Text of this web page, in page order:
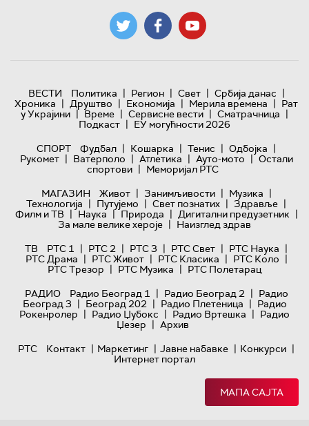
ВЕСТИ Политика | Регион | Свет | Србија данас |
Хроника | Друштво | Економија | Мерила времена | Рат
у Украјини | Време | Сервисне вести | Сматрачница |
Подкаст | ЕУ могућности 2026
СПОРТ
Фудбал | Кошарка | Тенис | Одбојка |
Рукомет | Ватерполо | Атлетика | Ауто-мото | Остали
спортови | Меморијал РТС
МАГАЗИН
Живот | Занимљивости | Музика |
Технологијa | Путујемо | Свет познатих | Здравље |
Филм и ТВ | Наука | Природа | Дигитални предузетник |
За мале велике хероје | Наизглед здрав
ТВ
РТС 1 | РТС 2 | РТС 3 | РТС Свет | РТС Наука |
РТС Драма | РТС Живот | РТС Класика | РТС Коло |
РТС Трезор | РТС Музика | РТС Полетарац
РАДИО
Радио Београд 1 | Радио Београд 2 | Радио
Београд 3 | Београд 202 | Радио Плетеница | Радио
Рокенролер | Радио Џубокс | Радио Вртешка | Радио
Џезер | Архив
РТС
Контакт | Маркетинг | Јавне набавке | Конкурси |
Интернет портал
МАПА САЈТА